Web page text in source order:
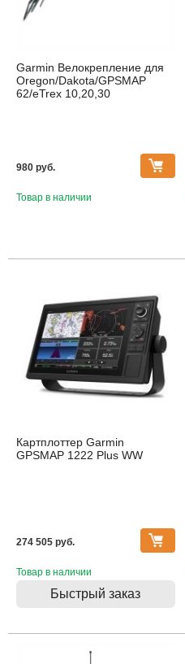
Garmin Велокрепление для
Oregon/Dakota/GPSMAP
62/eTrex 10,20,30
980 pуб.
Товар в наличии
Картплоттер Garmin
GPSMAP 1222 Plus WW
274 505 pуб.
Товар в наличии
Быстрый заказ